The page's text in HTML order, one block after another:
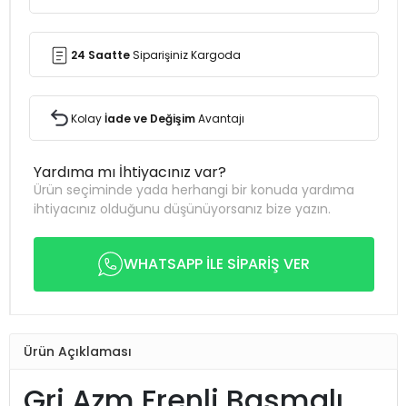
24 SaatteSiparişiniz Kargoda
Kolayİade ve DeğişimAvantajı
Yardıma mı İhtiyacınız var?
Ürün seçiminde yada herhangi bir konuda yardıma
ihtiyacınız olduğunu düşünüyorsanız bize yazın.
WHATSAPP İLE SİPARİŞ VER
Ürün Açıklaması